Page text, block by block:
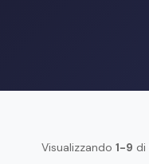
Visualizzando 1-9 di